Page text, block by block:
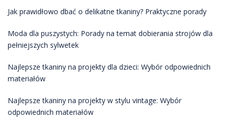
Jak prawidłowo dbać o delikatne tkaniny? Praktyczne porady
Moda dla puszystych: Porady na temat dobierania strojów dla
pełniejszych sylwetek
Najlepsze tkaniny na projekty dla dzieci: Wybór odpowiednich
materiałów
Najlepsze tkaniny na projekty w stylu vintage: Wybór
odpowiednich materiałów